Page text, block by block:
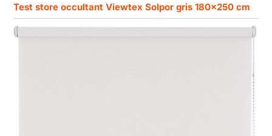
Test store occultant Viewtex Solpor gris 180×250 cm